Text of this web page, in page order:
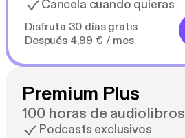
Cancela cuando quieras
Disfruta 30 días gratis
Después 4,99 € / mes
Premium Plus
100 horas de audiolibros
Podcasts exclusivos